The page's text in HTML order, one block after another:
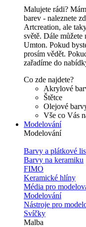
Malujete rádi?
barev - naleznete
Artcreation, ale
světě. Dále
Umton. Pokud
prosím vědět.
zařadíme do
Co zde najdete?
Akrylové
Štětce
Olejové
Vše co Vás
Modelování
Modelování
Barvy a plátkové
Barvy na keramiku
FIMO
Keramické hlíny
Média pro
Modelování
Nástroje pro
Svíčky
Malba